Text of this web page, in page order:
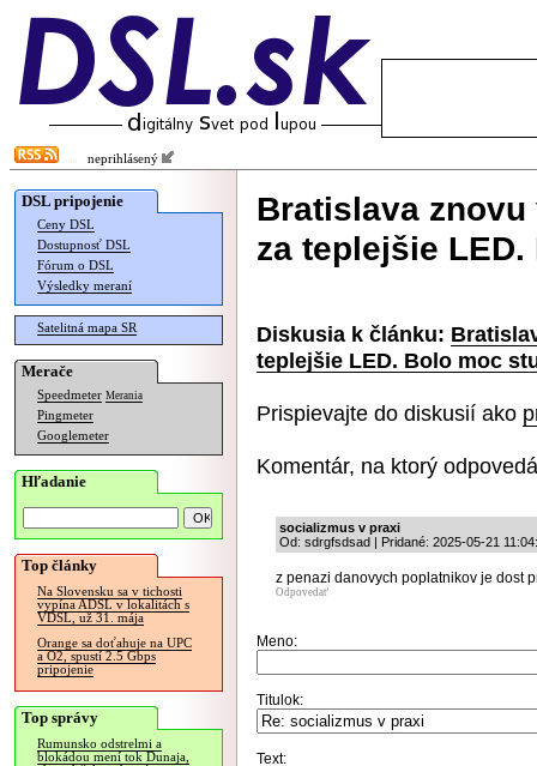
neprihlásený
DSL pripojenie
Ceny DSL
Dostupnosť DSL
Fórum o DSL
Výsledky meraní
Satelitná mapa SR
Merače
Speedmeter Merania
Pingmeter
Googlemeter
Hľadanie
Top články
Na Slovensku sa v tichosti
vypína ADSL v lokalitách s
VDSL, už 31. mája
Orange sa doťahuje na UPC
a O2, spustí 2.5 Gbps
pripojenie
Top správy
Rumunsko odstrelmi a
blokádou mení tok Dunaja,
Bratislava
za teplejšie
Diskusia k článku:
teplejšie LED. Bolo moc
Prispievajte do diskusií ako
Komentár, na ktorý
socializmus v praxi
Od: sdrgfsdsad | Pridané: 2025-05-21
z penazi danovych poplatnikov je dost
Odpovedať
Meno:
Titulok:
Text: